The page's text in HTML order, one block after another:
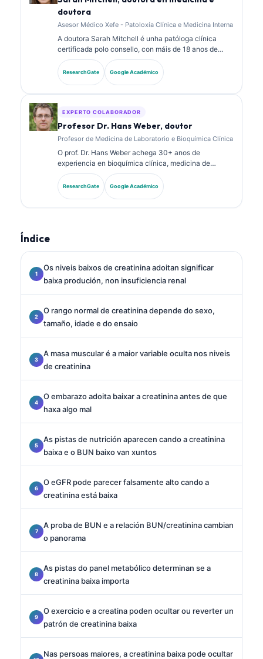
doutora
Asesor Médico Xefe - Patoloxía Clínica e Medicina Interna
A doutora Sarah Mitchell é unha patóloga clínica
certificada polo consello, con máis de 18 anos de
experiencia en medicina de laboratorio e análise
diagnóstica. Ten certificacións de especialidade en
química clínica e publicou extensamente sobre
ResearchGate Google Académico
EXPERTO COLABORADOR
Profesor Dr. Hans Weber, doutor
Profesor de Medicina de Laboratorio e Bioquímica Clínica
O prof. Dr. Hans Weber achega 30+ anos de
experiencia en bioquímica clínica, medicina de
laboratorio e investigación de biomarcadores. Ex
presidente da Sociedade Alemá de Química Clínica,
especialízase na análise de paneis diagnósticos, na
ResearchGate Google Académico
Índice
Os niveis baixos de creatinina adoitan significar
baixa produción, non insuficiencia renal
O rango normal de creatinina depende do sexo,
tamaño, idade e do ensaio
A masa muscular é a maior variable oculta nos niveis
de creatinina
O embarazo adoita baixar a creatinina antes de que
haxa algo mal
As pistas de nutrición aparecen cando a creatinina
baixa e o BUN baixo van xuntos
O eGFR pode parecer falsamente alto cando a
creatinina está baixa
A proba de BUN e a relación BUN/creatinina cambian
o panorama
As pistas do panel metabólico determinan se a
creatinina baixa importa
O exercicio e a creatina poden ocultar ou reverter un
patrón de creatinina baixa
Nas persoas maiores, a creatinina baixa pode ocultar